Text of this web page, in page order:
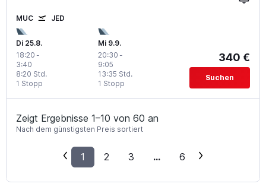
MUC JED
Di 25.8.
18:20 -
3:40
1 Stopp
8:20 Std.
Mi 9.9.
20:30 -
9:05
1 Stopp
13:35 Std.
340 €
Suchen
Zeigt Ergebnisse 1–10 von 60 an
Nach dem günstigsten Preis sortiert
1 2 3 ... 6